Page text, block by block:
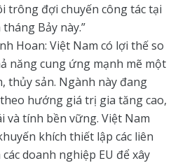
trông đợi chuyến công tác tại
Bảy này.”
Hoan: Việt Nam có lợi thế so
năng cung ứng mạnh mẽ một
thủy sản. Ngành này đang
hướng giá trị gia tăng cao,
và tính bền vững. Việt Nam
khích thiết lập các liên
doanh nghiệp EU để xây